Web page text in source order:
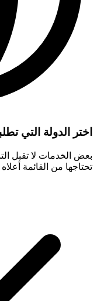
اختر الدولة التي
بعض الخدمات لا تقبل
تحتاجها من القائمة